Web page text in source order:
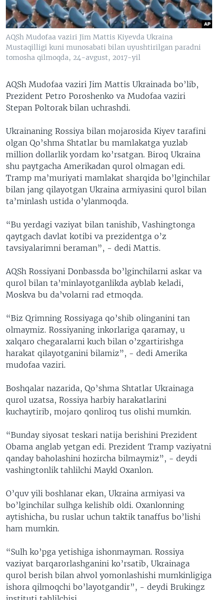
VIDEO
XABARLAR SURATLARDA
ODNOKLASSNIKI
TELEGRAM
TWITTER
SOUNDCLOUD
VOA
AQSh Mudofaa vaziri Jim Mattis Kiyevda Ukraina
Mustaqilligi kuni munosabati bilan uyushtirilgan paradni
tomosha qilmoqda, 24-avgust, 2017-yil
AQSh Mudofaa vaziri Jim Mattis Ukrainada bo’lib,
Prezident Petro Poroshenko va Mudofaa vaziri
Stepan Poltorak bilan uchrashdi.
Ukrainaning Rossiya bilan mojarosida Kiyev tarafini
olgan Qo’shma Shtatlar bu mamlakatga yuzlab
million dollarlik yordam ko’rsatgan. Biroq Ukraina
shu paytgacha Amerikadan qurol olmagan edi.
Tramp ma’muriyati mamlakat sharqida bo’lginchilar
bilan jang qilayotgan Ukraina armiyasini qurol bilan
ta’minlash ustida o’ylanmoqda.
“Bu yerdagi vaziyat bilan tanishib, Vashingtonga
qaytgach davlat kotibi va prezidentga o’z
tavsiyalarimni beraman”, - dedi Mattis.
AQSh Rossiyani Donbassda bo’lginchilarni askar va
qurol bilan ta’minlayotganlikda ayblab keladi,
Moskva bu da’volarni rad etmoqda.
“Biz Qrimning Rossiyaga qo’shib olinganini tan
olmaymiz. Rossiyaning inkorlariga qaramay, u
xalqaro chegaralarni kuch bilan o’zgartirishga
harakat qilayotganini bilamiz”, - dedi Amerika
mudofaa vaziri.
Boshqalar nazarida, Qo’shma Shtatlar Ukrainaga
qurol uzatsa, Rossiya harbiy harakatlarini
kuchaytirib, mojaro qonliroq tus olishi mumkin.
“Bunday siyosat teskari natija berishini Prezident
Obama anglab yetgan edi. Prezident Tramp vaziyatni
qanday baholashini hozircha bilmaymiz”, - deydi
vashingtonlik tahlilchi Maykl Oxanlon.
O’quv yili boshlanar ekan, Ukraina armiyasi va
bo’lginchilar sulhga kelishib oldi. Oxanlonning
aytishicha, bu ruslar uchun taktik tanaffus bo’lishi
ham mumkin.
“Sulh ko’pga yetishiga ishonmayman. Rossiya
vaziyat barqarorlashganini ko’rsatib, Ukrainaga
qurol berish bilan ahvol yomonlashishi mumkinligiga
ishora qilmoqchi bo’layotgandir”, - deydi Brukingz